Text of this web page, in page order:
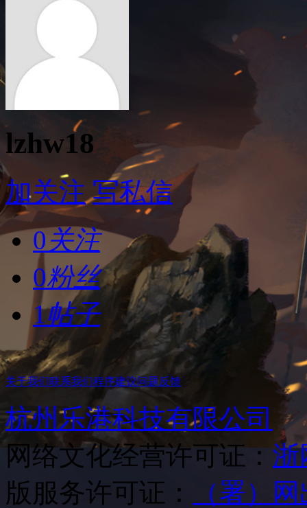
lzhw18
加关注 写私信
0关注
0粉丝
1帖子
关于我们联系我们程序建议问题反馈
杭州乐港科技有限公司
网络文化经营许可证：浙
版服务许可证：
（署）